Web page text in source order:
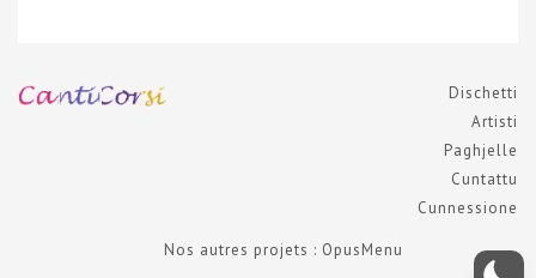
Dischetti
Artisti
Paghjelle
Cuntattu
Cunnessione
Nos autres projets : OpusMenu